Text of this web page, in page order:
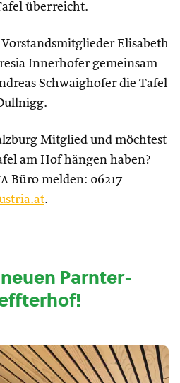
überreicht.
Elisabeth
Innerhofer gemeinsam
Schwaighofer die Tafel
Mitglied und möchtest
am Hof hängen haben?
Büro melden: 06217
.
Parnter-